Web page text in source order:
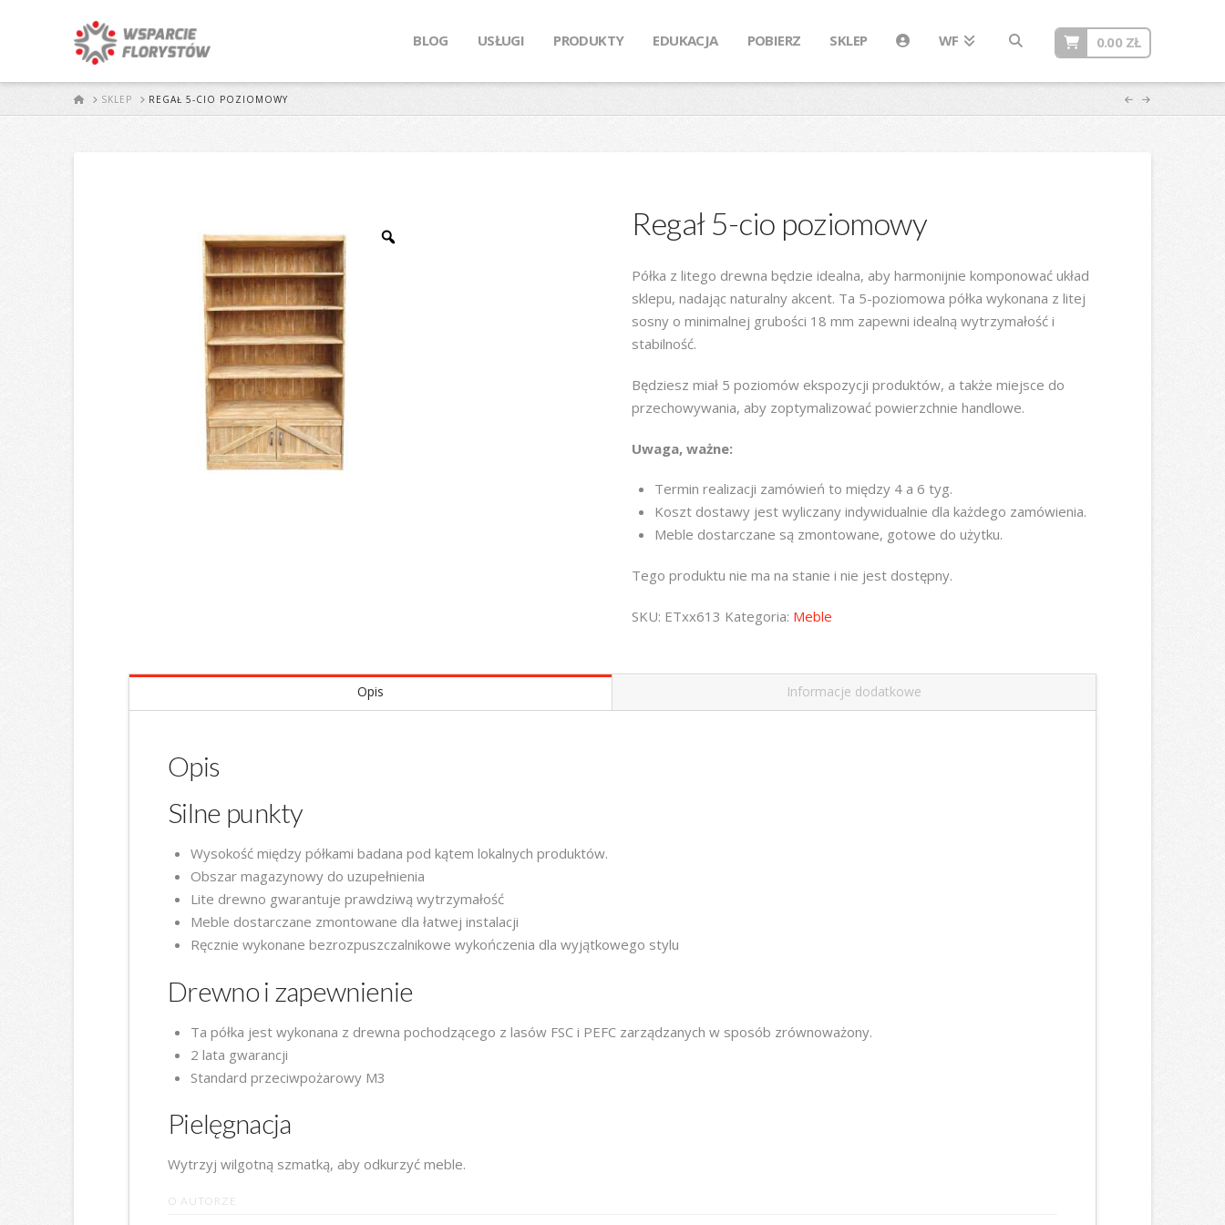
BLOG USŁUGI PRODUKTY EDUKACJA POBIERZ SKLEP WF 0.00 ZŁ
STARTSKLEP REGAŁ 5-CIO POZIOMOWY
Regał 5-cio poziomowy
Półka z litego drewna będzie idealna, aby harmonijnie komponować układ
sklepu, nadając naturalny akcent. Ta 5-poziomowa półka wykonana z litej
sosny o minimalnej grubości 18 mm zapewni idealną wytrzymałość i
stabilność.
Będziesz miał 5 poziomów ekspozycji produktów, a także miejsce do
przechowywania, aby zoptymalizować powierzchnie handlowe.
Uwaga, ważne:
Termin realizacji zamówień to między 4 a 6 tyg.
Koszt dostawy jest wyliczany indywidualnie dla każdego zamówienia.
Meble dostarczane są zmontowane, gotowe do użytku.
Tego produktu nie ma na stanie i nie jest dostępny.
SKU: ETxx613 Kategoria: Meble
Opis Informacje dodatkowe
Opis
Silne punkty
Wysokość między półkami badana pod kątem lokalnych produktów.
Obszar magazynowy do uzupełnienia
Lite drewno gwarantuje prawdziwą wytrzymałość
Meble dostarczane zmontowane dla łatwej instalacji
Ręcznie wykonane bezrozpuszczalnikowe wykończenia dla wyjątkowego stylu
Drewno i zapewnienie
Ta półka jest wykonana z drewna pochodzącego z lasów FSC i PEFC zarządzanych w sposób zrównoważony.
2 lata gwarancji
Standard przeciwpożarowy M3
Pielęgnacja
Wytrzyj wilgotną szmatką, aby odkurzyć meble.
O AUTORZE